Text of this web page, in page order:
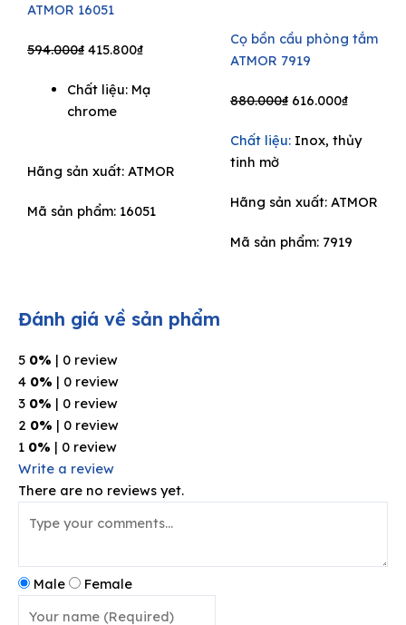
ATMOR 16051
594.000₫ Original
was:
594.000₫.
415.800₫Current
is:
Chất liệu: Mạ
chrome
Hãng sản xuất: ATMOR
Mã sản phẩm: 16051
Cọ bồn cầu phòng tắm
ATMOR 7919
880.000₫ Original
was:
616.000₫Current
is:
Chất liệu: Inox, thủy
tinh mờ
Hãng sản xuất: ATMOR
Mã sản phẩm: 7919
Đánh giá về sản phẩm
5 0% | 0 review
4 0% | 0 review
3 0% | 0 review
2 0% | 0 review
1 0% | 0 review
Write a review
There are no reviews yet.
Male Female